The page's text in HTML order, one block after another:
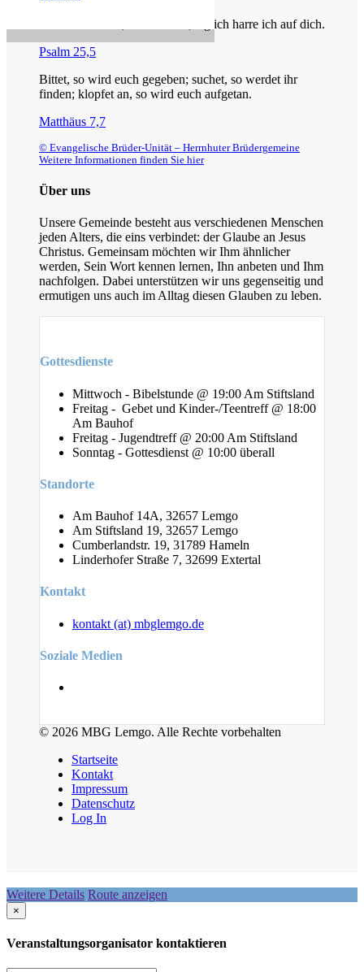
Du bist der Gott, der mir hilft; täglich harre ich auf dich.
Psalm 25,5
Bittet, so wird euch gegeben; suchet, so werdet ihr
finden; klopfet an, so wird euch aufgetan.
Matthäus 7,7
© Evangelische Brüder-Unität – Herrnhuter Brüdergemeine
Weitere Informationen finden Sie hier
Über uns
Unsere Gemeinde besteht aus verschiedenen Menschen
jeden Alters, die eins verbindet: der Glaube an Jesus
Christus. Gemeinsam möchten wir Ihm ähnlicher
werden, Sein Wort kennen lernen, Ihn anbeten und Ihm
nachfolgen. Dabei unterstützen wir uns gegenseitig und
ermutigen uns auch im Alltag diesen Glauben zu leben.
Gottesdienste
Mittwoch - Bibelstunde @ 19:00 Am Stiftsland
Freitag - Gebet und Kinder-/Teentreff @ 18:00
Am Bauhof
Freitag - Jugendtreff @ 20:00 Am Stiftsland
Sonntag - Gottesdienst @ 10:00 überall
Standorte
Am Bauhof 14A, 32657 Lemgo
Am Stiftsland 19, 32657 Lemgo
Cumberlandstr. 19, 31789 Hameln
Linderhofer Straße 7, 32699 Extertal
Kontakt
kontakt (at) mbglemgo.de
Soziale Medien
© 2026 MBG Lemgo. Alle Rechte vorbehalten
Startseite
Kontakt
Impressum
Datenschutz
Log In
Weitere Details Route anzeigen
×
Veranstaltungsorganisator kontaktieren